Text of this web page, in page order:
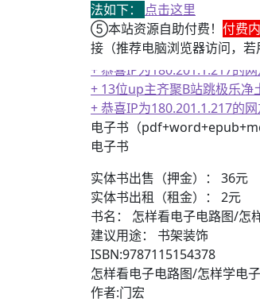
法如下： 点击这里
⑤本站资源自助付费！ 付费
接（推荐电脑浏览器访问，若
+ 恭喜IP为180.201.1.217的
+ 13位up主齐聚B站跳极乐净
+ 恭喜IP为180.201.1.217的
电子书（
电子书
实体书出售（押金）： 36元
实体书出租（租金）： 2元
书名： 怎样看电子电路图/怎
建议用途： 书架装饰
ISBN:9787115154378
怎样看电子电路图/怎样学电
作者:门宏